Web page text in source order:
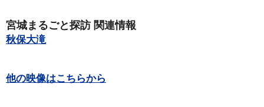
宮城まるごと探訪 関連情報
秋保大滝
他の映像はこちらから